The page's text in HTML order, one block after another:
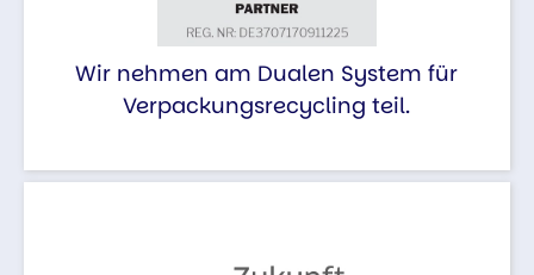
Wir nehmen am Dualen System für
Verpackungsrecycling teil.